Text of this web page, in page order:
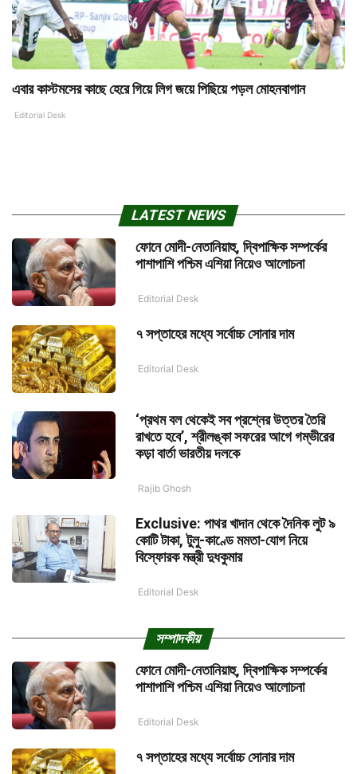
এবার কাস্টমসের কাছে হেরে গিয়ে লিগ জয়ে পিছিয়ে পড়ল মোহনবাগান
Editorial Desk
LATEST NEWS
ফোনে মোদী-নেতানিয়াহু, দ্বিপাক্ষিক সম্পর্কের
পাশাপাশি পশ্চিম এশিয়া নিয়েও আলোচনা
Editorial Desk
৭ সপ্তাহের মধ্যে সর্বোচ্চ সোনার দাম
Editorial Desk
‘প্রথম বল থেকেই সব প্রশ্নের উত্তর তৈরি
রাখতে হবে’, শ্রীলঙ্কা সফরের আগে গম্ভীরের
কড়া বার্তা ভারতীয় দলকে
Rajib Ghosh
Exclusive: পাথর খাদান থেকে দৈনিক লুট ৯
কোটি টাকা, টুলু-কাণ্ডে মমতা-যোগ নিয়ে
বিস্ফোরক মন্ত্রী দুধকুমার
Editorial Desk
সম্পাদকীয়
ফোনে মোদী-নেতানিয়াহু, দ্বিপাক্ষিক সম্পর্কের
পাশাপাশি পশ্চিম এশিয়া নিয়েও আলোচনা
Editorial Desk
৭ সপ্তাহের মধ্যে সর্বোচ্চ সোনার দাম